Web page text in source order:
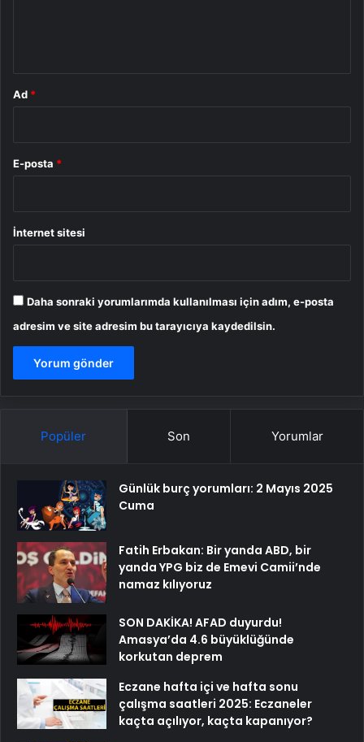
Ad *
E-posta *
İnternet sitesi
Daha sonraki yorumlarımda kullanılması için adım, e-posta
adresim ve site adresim bu tarayıcıya kaydedilsin.
Popüler Son Yorumlar
Günlük burç yorumları: 2 Mayıs 2025
Cuma
Fatih Erbakan: Bir yanda ABD, bir
yanda YPG biz de Emevi Camii’nde
namaz kılıyoruz
SON DAKİKA! AFAD duyurdu!
Amasya’da 4.6 büyüklüğünde
korkutan deprem
Eczane hafta içi ve hafta sonu
çalışma saatleri 2025: Eczaneler
kaçta açılıyor, kaçta kapanıyor?